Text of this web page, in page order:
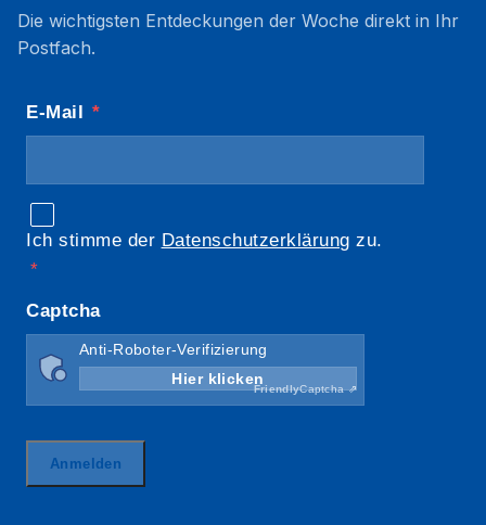
Die wichtigsten Entdeckungen der Woche direkt in Ihr
Postfach.